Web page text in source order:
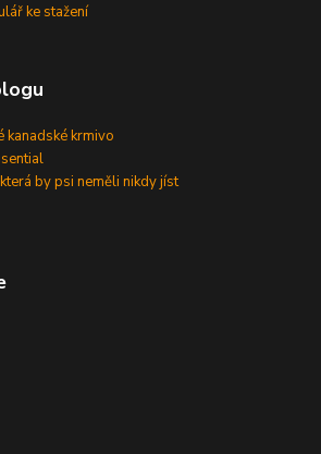
ke stažení
kanadské krmivo
by psi neměli nikdy jíst